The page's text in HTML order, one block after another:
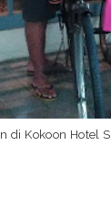
di Kokoon Hotel